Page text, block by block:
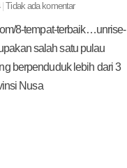
Tidak ada komentar
8-tempat-terbaik…unrise-
salah satu pulau
berpenduduk lebih dari 3
Nusa